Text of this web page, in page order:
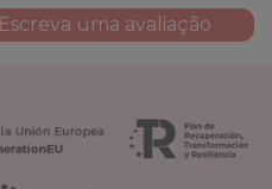
Escreva uma avaliação